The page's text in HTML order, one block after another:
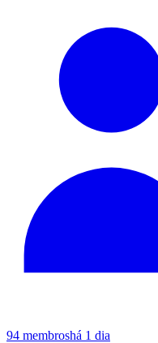
94 membroshá 1 dia